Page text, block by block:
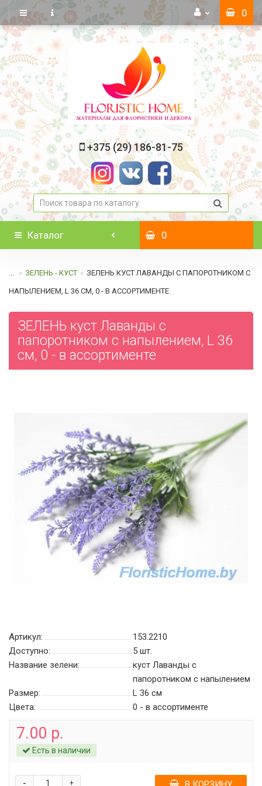
: 0
+375 (29) 186-81-75
Каталог : 0
... ЗЕЛЕНЬ - КУСТ ЗЕЛЕНЬ КУСТ ЛАВАНДЫ С ПАПОРОТНИКОМ С
НАПЫЛЕНИЕМ, L 36 СМ, 0 - В АССОРТИМЕНТЕ
ЗЕЛЕНЬ куст Лаванды с
папоротником с напылением, L 36
см, 0 - в ассортименте
Артикул:
153.2210
Доступно:
5 шт.
Название зелени:
куст Лаванды с
папоротником с напылением
Размер:
L 36 см
Цвета:
0 - в ассортименте
7.00 р.
Есть в наличии
+
-